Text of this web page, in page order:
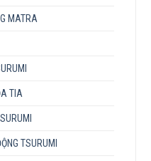
MATRA
TIA
TSURUMI